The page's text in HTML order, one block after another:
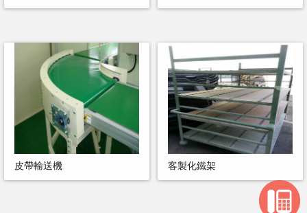
皮帶輸送機 客製化鐵架